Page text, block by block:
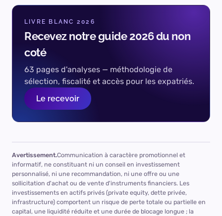
L'analyse complète, réservée à
nos clients
Les 17 sections notées, l'ensemble des points forts et
un conseiller.
Échanger sur ce fonds
ou réserver directement un créneau
LIVRE BLANC 2026
Recevez notre guide 2026 du non
coté
63 pages d'analyses — méthodologie de
sélection, fiscalité et accès pour les expatriés.
Le recevoir
Avertissement.Communication à caractère promotionnel et
informatif, ne constituant ni un conseil en investissement
personnalisé, ni une recommandation, ni une offre ou une
sollicitation d'achat ou de vente d'instruments financiers. Les
investissements en actifs privés (private equity, dette privée,
infrastructure) comportent un risque de perte totale ou partielle en
capital, une liquidité réduite et une durée de blocage longue ; la